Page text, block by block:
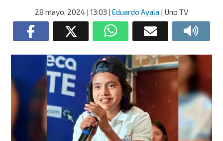
28 mayo, 2024 | 13:03 | Eduardo Ayala | Uno TV